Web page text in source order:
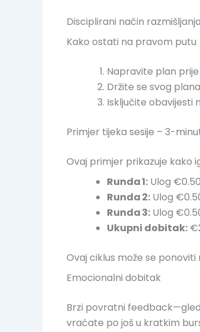
Disciplirani način
Kako ostati na pravom putu
Napravite plan
Držite se svog
Isključite obavijesti
Primjer tijeka sesije – 3-
Ovaj primjer prikazuje kako
Runda 1: Ulog
Runda 2: Ulog
Runda 3: Ulog
Ukupni dobitak:
Ovaj ciklus može se
Emocionalni dobitak
Brzi povratni
vraćate po još u kratkim